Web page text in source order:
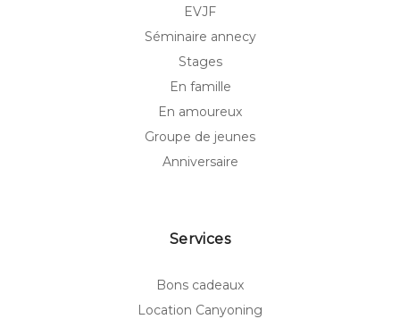
EVJF
Séminaire annecy
Stages
En famille
En amoureux
Groupe de jeunes
Anniversaire
Services
Bons cadeaux
Location Canyoning